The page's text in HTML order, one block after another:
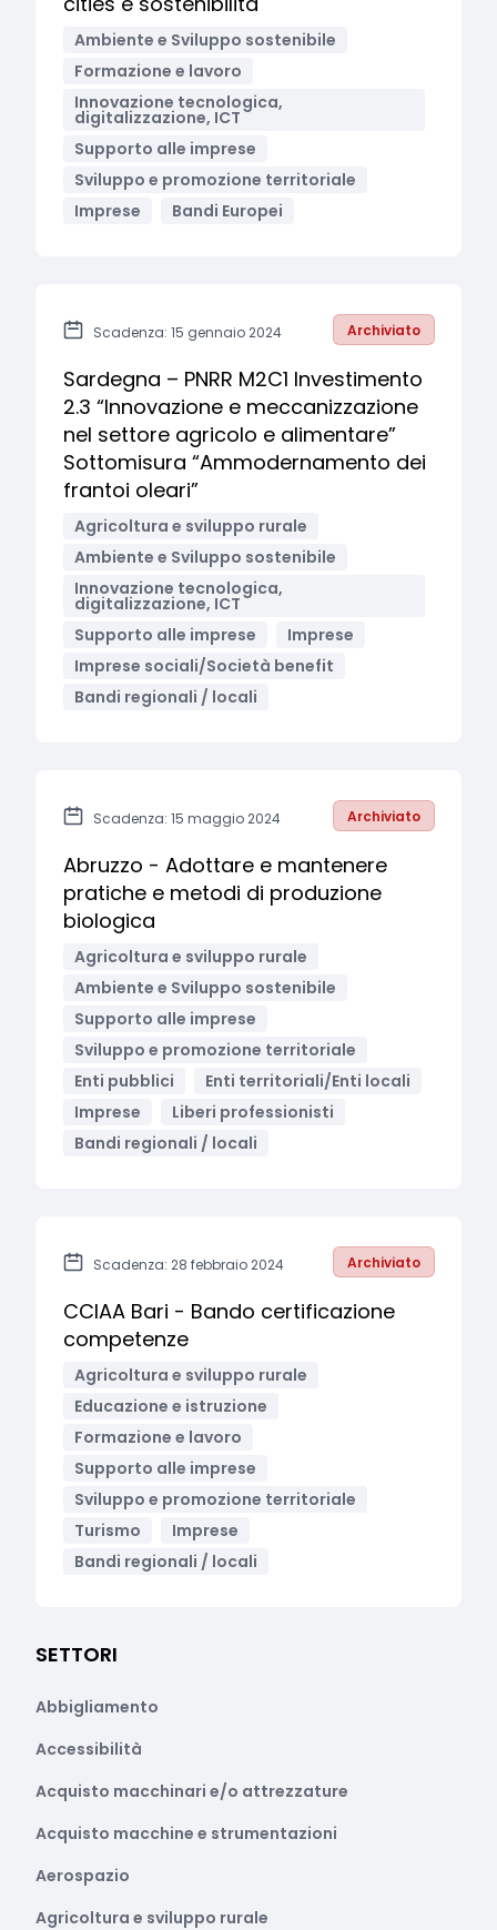
Ambiente e Sviluppo sostenibile
Formazione e lavoro
Innovazione tecnologica,
digitalizzazione, ICT
Supporto alle imprese
Sviluppo e promozione territoriale
Imprese
Bandi Europei
Scadenza: 15 gennaio 2024 Archiviato
Sardegna – PNRR M2C1 Investimento
2.3 “Innovazione e meccanizzazione
nel settore agricolo e alimentare”
Sottomisura “Ammodernamento dei
frantoi oleari”
Agricoltura e sviluppo rurale
Ambiente e Sviluppo sostenibile
Innovazione tecnologica,
digitalizzazione, ICT
Supporto alle imprese
Imprese
Imprese sociali/Società benefit
Bandi regionali / locali
Scadenza: 15 maggio 2024 Archiviato
Abruzzo - Adottare e mantenere
pratiche e metodi di produzione
biologica
Agricoltura e sviluppo rurale
Ambiente e Sviluppo sostenibile
Supporto alle imprese
Sviluppo e promozione territoriale
Enti pubblici
Enti territoriali/Enti locali
Imprese
Liberi professionisti
Bandi regionali / locali
Scadenza: 28 febbraio 2024 Archiviato
CCIAA Bari - Bando certificazione
competenze
Agricoltura e sviluppo rurale
Educazione e istruzione
Formazione e lavoro
Supporto alle imprese
Sviluppo e promozione territoriale
Turismo
Imprese
Bandi regionali / locali
SETTORI
Abbigliamento
Accessibilità
Acquisto macchinari e/o attrezzature
Acquisto macchine e strumentazioni
Aerospazio
Agricoltura e sviluppo rurale